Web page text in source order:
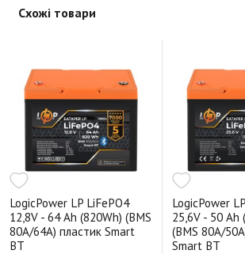
Надаємо гарантію від виробника на всі
сертифікованих сервісних центрах.
Схожі товари
LogicPower LP LiFePO4
12,8V - 64 Ah (820Wh) (BMS
80A/64А) пластик Smart
BT
LogicPower
25,6V - 50 Ah
(BMS 80A/
Smart BT